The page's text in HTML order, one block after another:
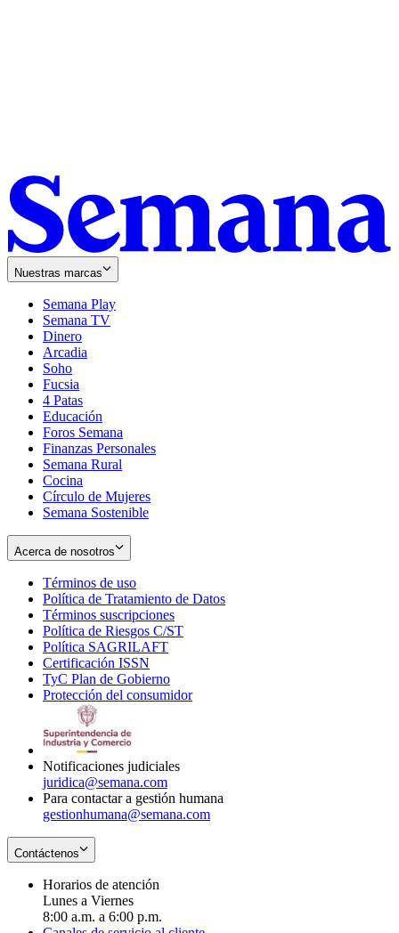
Nuestras marcas
Semana Play
Semana TV
Dinero
Arcadia
Soho
in
new
window
Fucsia
in
new
window
4 Patas
Educación
Foros Semana
Finanzas Personales
Semana Rural
Cocina
Círculo de Mujeres
Semana Sostenible
Acerca de nosotros
Términos de uso
in
new
window
Política de Tratamiento de Datos
Términos suscripciones
in
Política de Riesgos C/ST
Política SAGRILAFT
new
window
Certificación ISSN
in
new
TyC Plan de Gobierno
in
Protección del consumidorOpens
Notificaciones judiciales
juridica@semana.com
Para contactar a gestión humana
gestionhumana@semana.com
Contáctenos
Horarios de atención
Lunes a Viernes
8:00 a.m. a 6:00 p.m.